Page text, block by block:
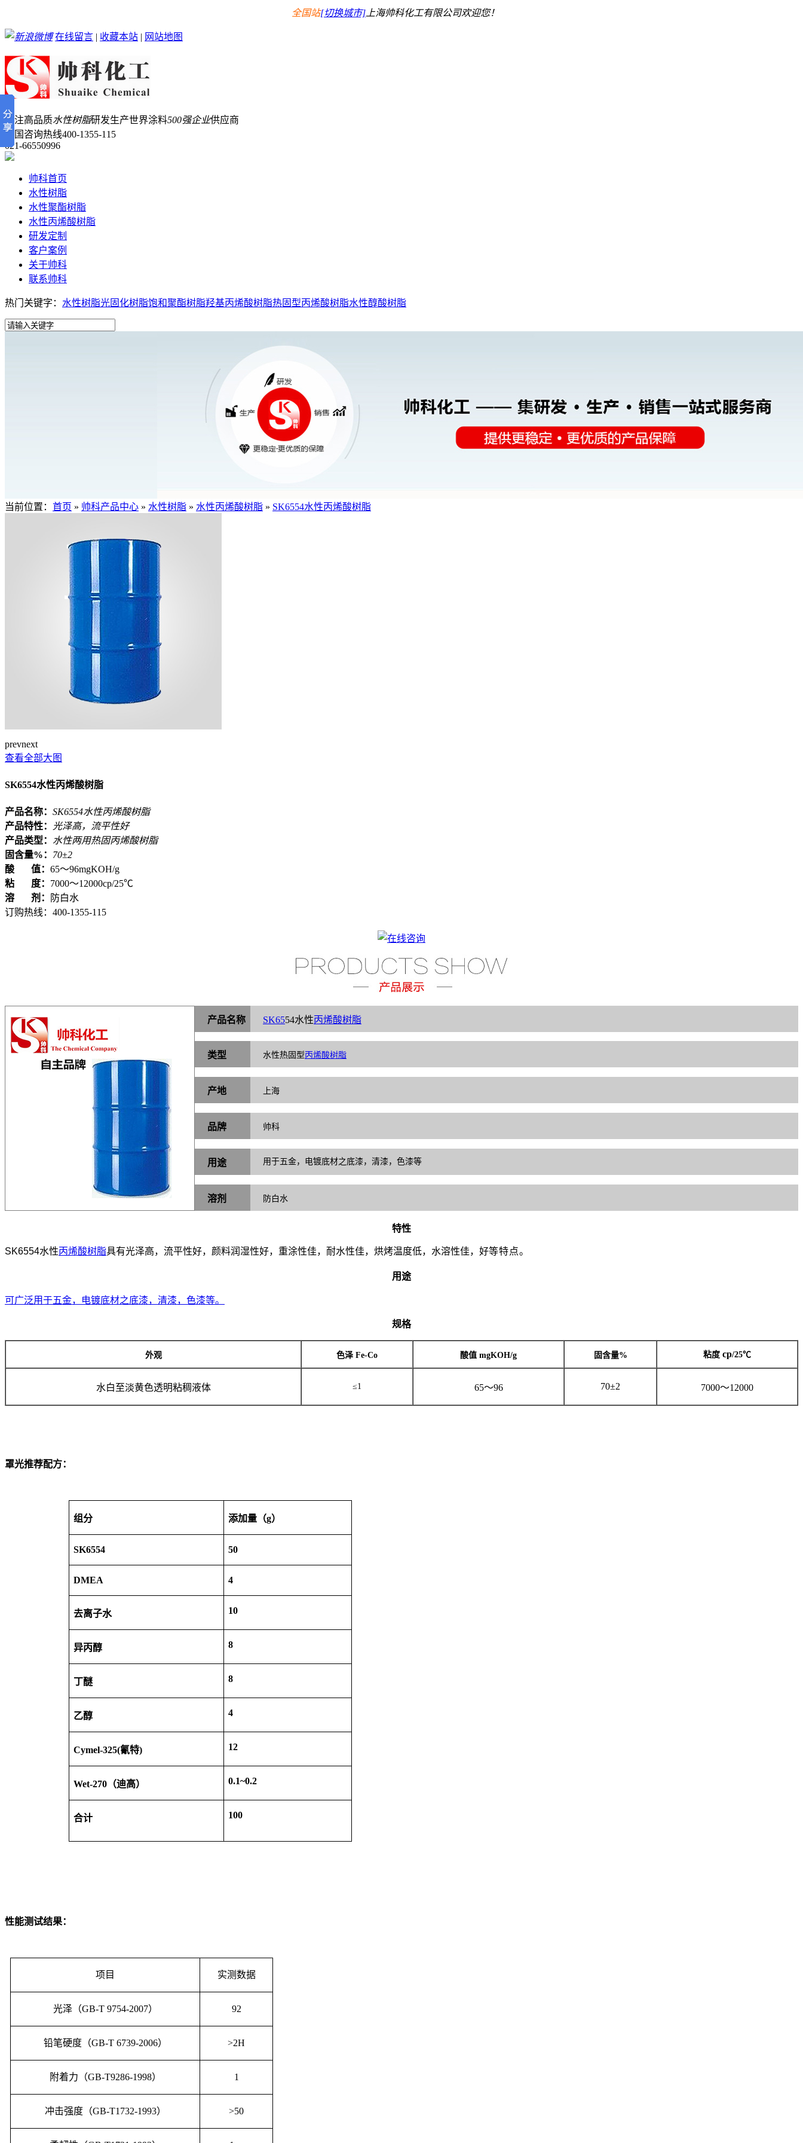
上海帅科化工有限公司欢迎您！
全国站[切换城市]
在线留言 | 收藏本站 | 网站地图
专注高品质水性树脂研发生产世界涂料500强企业供应商
全国咨询热线400-1355-115
021-66550996
帅科首页
水性树脂
水性聚酯树脂
水性丙烯酸树脂
研发定制
客户案例
关于帅科
联系帅科
热门关键字： 水性树脂光固化树脂饱和聚酯树脂羟基丙烯酸树脂热固型丙烯酸树脂水性醇酸树脂
当前位置： 首页 » 帅科产品中心 » 水性树脂 » 水性丙烯酸树脂 » SK6554水性丙烯酸树脂
prevnext
查看全部大图
SK6554水性丙烯酸树脂
产品名称： SK6554水性丙烯酸树脂
产品特性： 光泽高，流平性好
产品类型： 水性两用热固丙烯酸树脂
固含量%： 70±2
酸 值： 65～96mgKOH/g
粘 度： 7000～12000cp/25℃
溶 剂：
防白水
订购热线： 400-1355-115
产品名称 SK6554水性丙烯酸树脂
类型 水性热固型丙烯酸树脂
产地 上海
品牌 帅科
用途 用于五金，电镀底材之底漆，清漆，色漆等
溶剂 防白水
特性
SK6554水性丙烯酸树脂具有光泽高，流平性好，颜料润湿性好，重涂性佳，耐水性佳，烘烤温度低，水溶性佳，好等特点。
用途
可广泛用于五金，电镀底材之底漆，清漆，色漆等。
规格
外观 色泽 Fe-Co 酸值 mgKOH/g 固含量% 粘度 cp/25℃
水白至淡黄色透明粘稠液体 ≤1 65～96 70±2 7000～12000
罩光推荐配方：
组分 添加量（g）
SK6554 50
DMEA 4
去离子水 10
异丙醇 8
丁醚 8
乙醇 4
Cymel-325(氰特) 12
Wet-270 （迪高） 0.1~0.2
合计 100
性能测试结果：
项目 实测数据
光泽（GB-T 9754-2007） 92
铅笔硬度（GB-T 6739-2006） >2H
附着力（GB-T9286-1998） 1
冲击强度（GB-T1732-1993） >50